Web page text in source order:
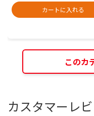
カートに入れる
このカ
カスタマーレ